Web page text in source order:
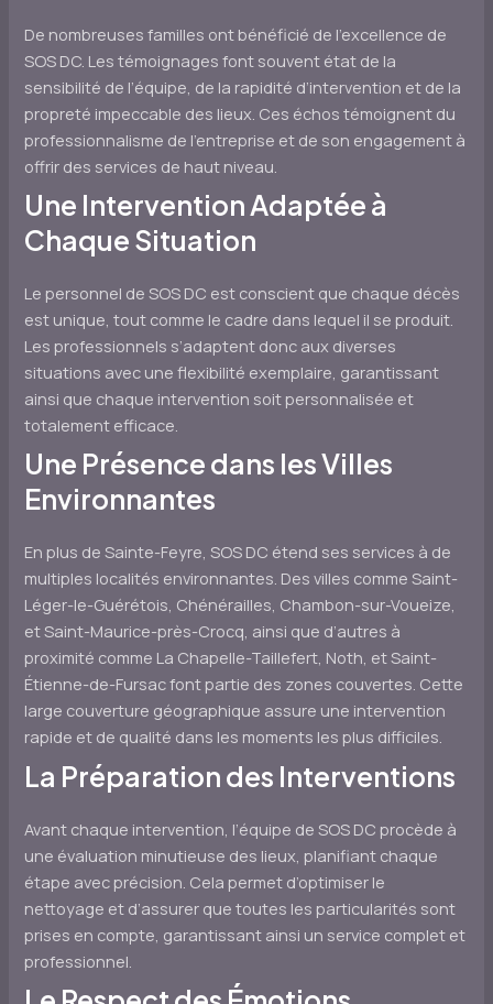
De nombreuses familles ont bénéficié de l’excellence de
SOS DC. Les témoignages font souvent état de la
sensibilité de l’équipe, de la rapidité d’intervention et de la
propreté impeccable des lieux. Ces échos témoignent du
professionnalisme de l’entreprise et de son engagement à
offrir des services de haut niveau.
Une Intervention Adaptée à
Chaque Situation
Le personnel de SOS DC est conscient que chaque décès
est unique, tout comme le cadre dans lequel il se produit.
Les professionnels s’adaptent donc aux diverses
situations avec une flexibilité exemplaire, garantissant
ainsi que chaque intervention soit personnalisée et
totalement efficace.
Une Présence dans les Villes
Environnantes
En plus de Sainte-Feyre, SOS DC étend ses services à de
multiples localités environnantes. Des villes comme Saint-
Léger-le-Guérétois, Chénérailles, Chambon-sur-Voueize,
et Saint-Maurice-près-Crocq, ainsi que d’autres à
proximité comme La Chapelle-Taillefert, Noth, et Saint-
Étienne-de-Fursac font partie des zones couvertes. Cette
large couverture géographique assure une intervention
rapide et de qualité dans les moments les plus difficiles.
La Préparation des Interventions
Avant chaque intervention, l’équipe de SOS DC procède à
une évaluation minutieuse des lieux, planifiant chaque
étape avec précision. Cela permet d’optimiser le
nettoyage et d’assurer que toutes les particularités sont
prises en compte, garantissant ainsi un service complet et
professionnel.